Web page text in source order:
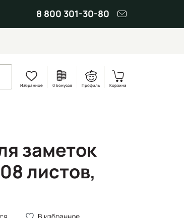
8 800 301-30-80
Избранное 0 бонусов Профиль Корзина
заметок
листов,